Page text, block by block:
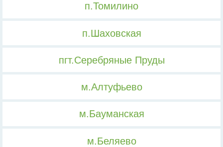
п.Томилино
п.Шаховская
пгт.Серебряные Пруды
м.Алтуфьево
м.Бауманская
м.Беляево